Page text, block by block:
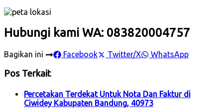
Hubungi kami WA: 083820004757
Bagikan ini Facebook Twitter/X WhatsApp
Pos Terkait
Percetakan Terdekat Untuk Nota Dan Faktur di
Ciwidey Kabupaten Bandung, 40973